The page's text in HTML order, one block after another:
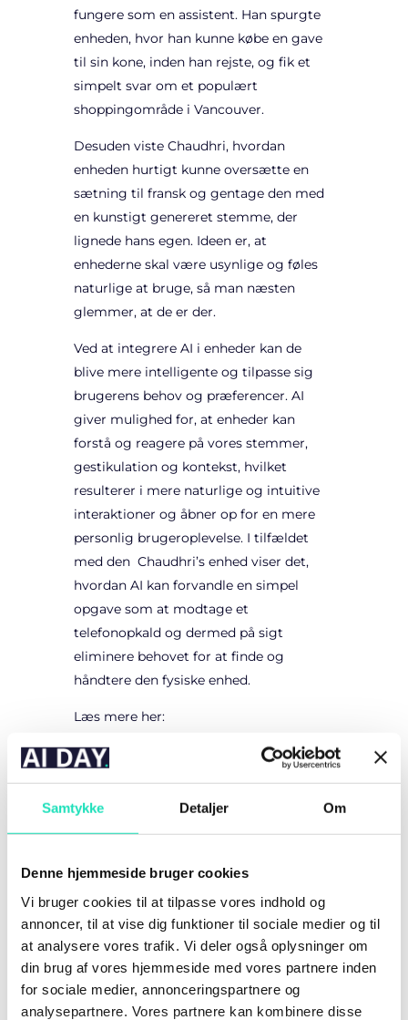
Samtykke Detaljer Om
Denne hjemmeside bruger cookies
Vi bruger cookies til at tilpasse vores indhold og
annoncer, til at vise dig funktioner til sociale medier og til
at analysere vores trafik. Vi deler også oplysninger om
din brug af vores hjemmeside med vores partnere inden
for sociale medier, annonceringspartnere og
analysepartnere. Vores partnere kan kombinere disse
fungere som en assistent. Han spurgte
enheden, hvor han kunne købe en gave
til sin kone, inden han rejste, og fik et
simpelt svar om et populært
shoppingområde i Vancouver.
Desuden viste Chaudhri, hvordan
enheden hurtigt kunne oversætte en
sætning til fransk og gentage den med
en kunstigt genereret stemme, der
lignede hans egen. Ideen er, at
enhederne skal være usynlige og føles
naturlige at bruge, så man næsten
glemmer, at de er der.
Ved at integrere AI i enheder kan de
blive mere intelligente og tilpasse sig
brugerens behov og præferencer. AI
giver mulighed for, at enheder kan
forstå og reagere på vores stemmer,
gestikulation og kontekst, hvilket
resulterer i mere naturlige og intuitive
interaktioner og åbner op for en mere
personlig brugeroplevelse. I tilfældet
med den Chaudhri’s enhed viser det,
hvordan AI kan forvandle en simpel
opgave som at modtage et
telefonopkald og dermed på sigt
eliminere behovet for at finde og
håndtere den fysiske enhed.
Læs mere her:
e-ai-device-projects-phone-call-hand-
former-apple-designer-2023-4?
utm_source=reddit.com?
utm_source=tldrai&r=US&IR=T